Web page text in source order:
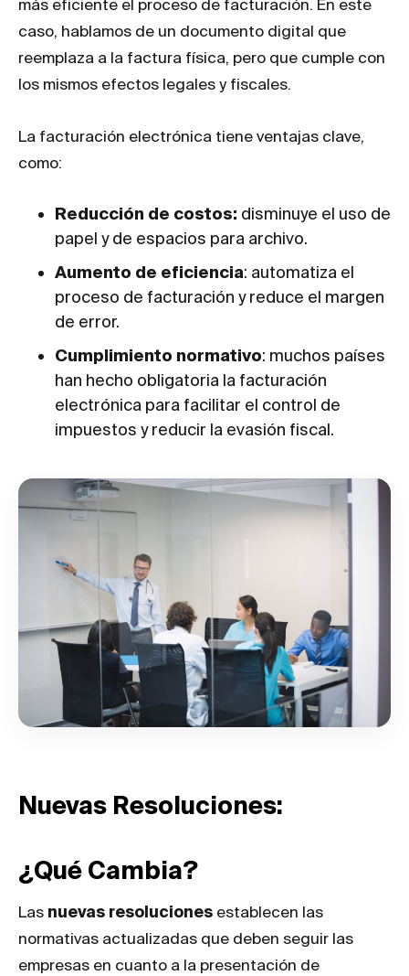
más eficiente el proceso de facturación. En este
caso, hablamos de un documento digital que
reemplaza a la factura física, pero que cumple con
los mismos efectos legales y fiscales.
La facturación electrónica tiene ventajas clave,
como:
Reducción de costos: disminuye el uso de
papel y de espacios para archivo.
Aumento de eficiencia: automatiza el
proceso de facturación y reduce el margen
de error.
Cumplimiento normativo: muchos países
han hecho obligatoria la facturación
electrónica para facilitar el control de
impuestos y reducir la evasión fiscal.
Nuevas Resoluciones:
¿Qué Cambia?
Las nuevas resoluciones establecen las
normativas actualizadas que deben seguir las
empresas en cuanto a la presentación de